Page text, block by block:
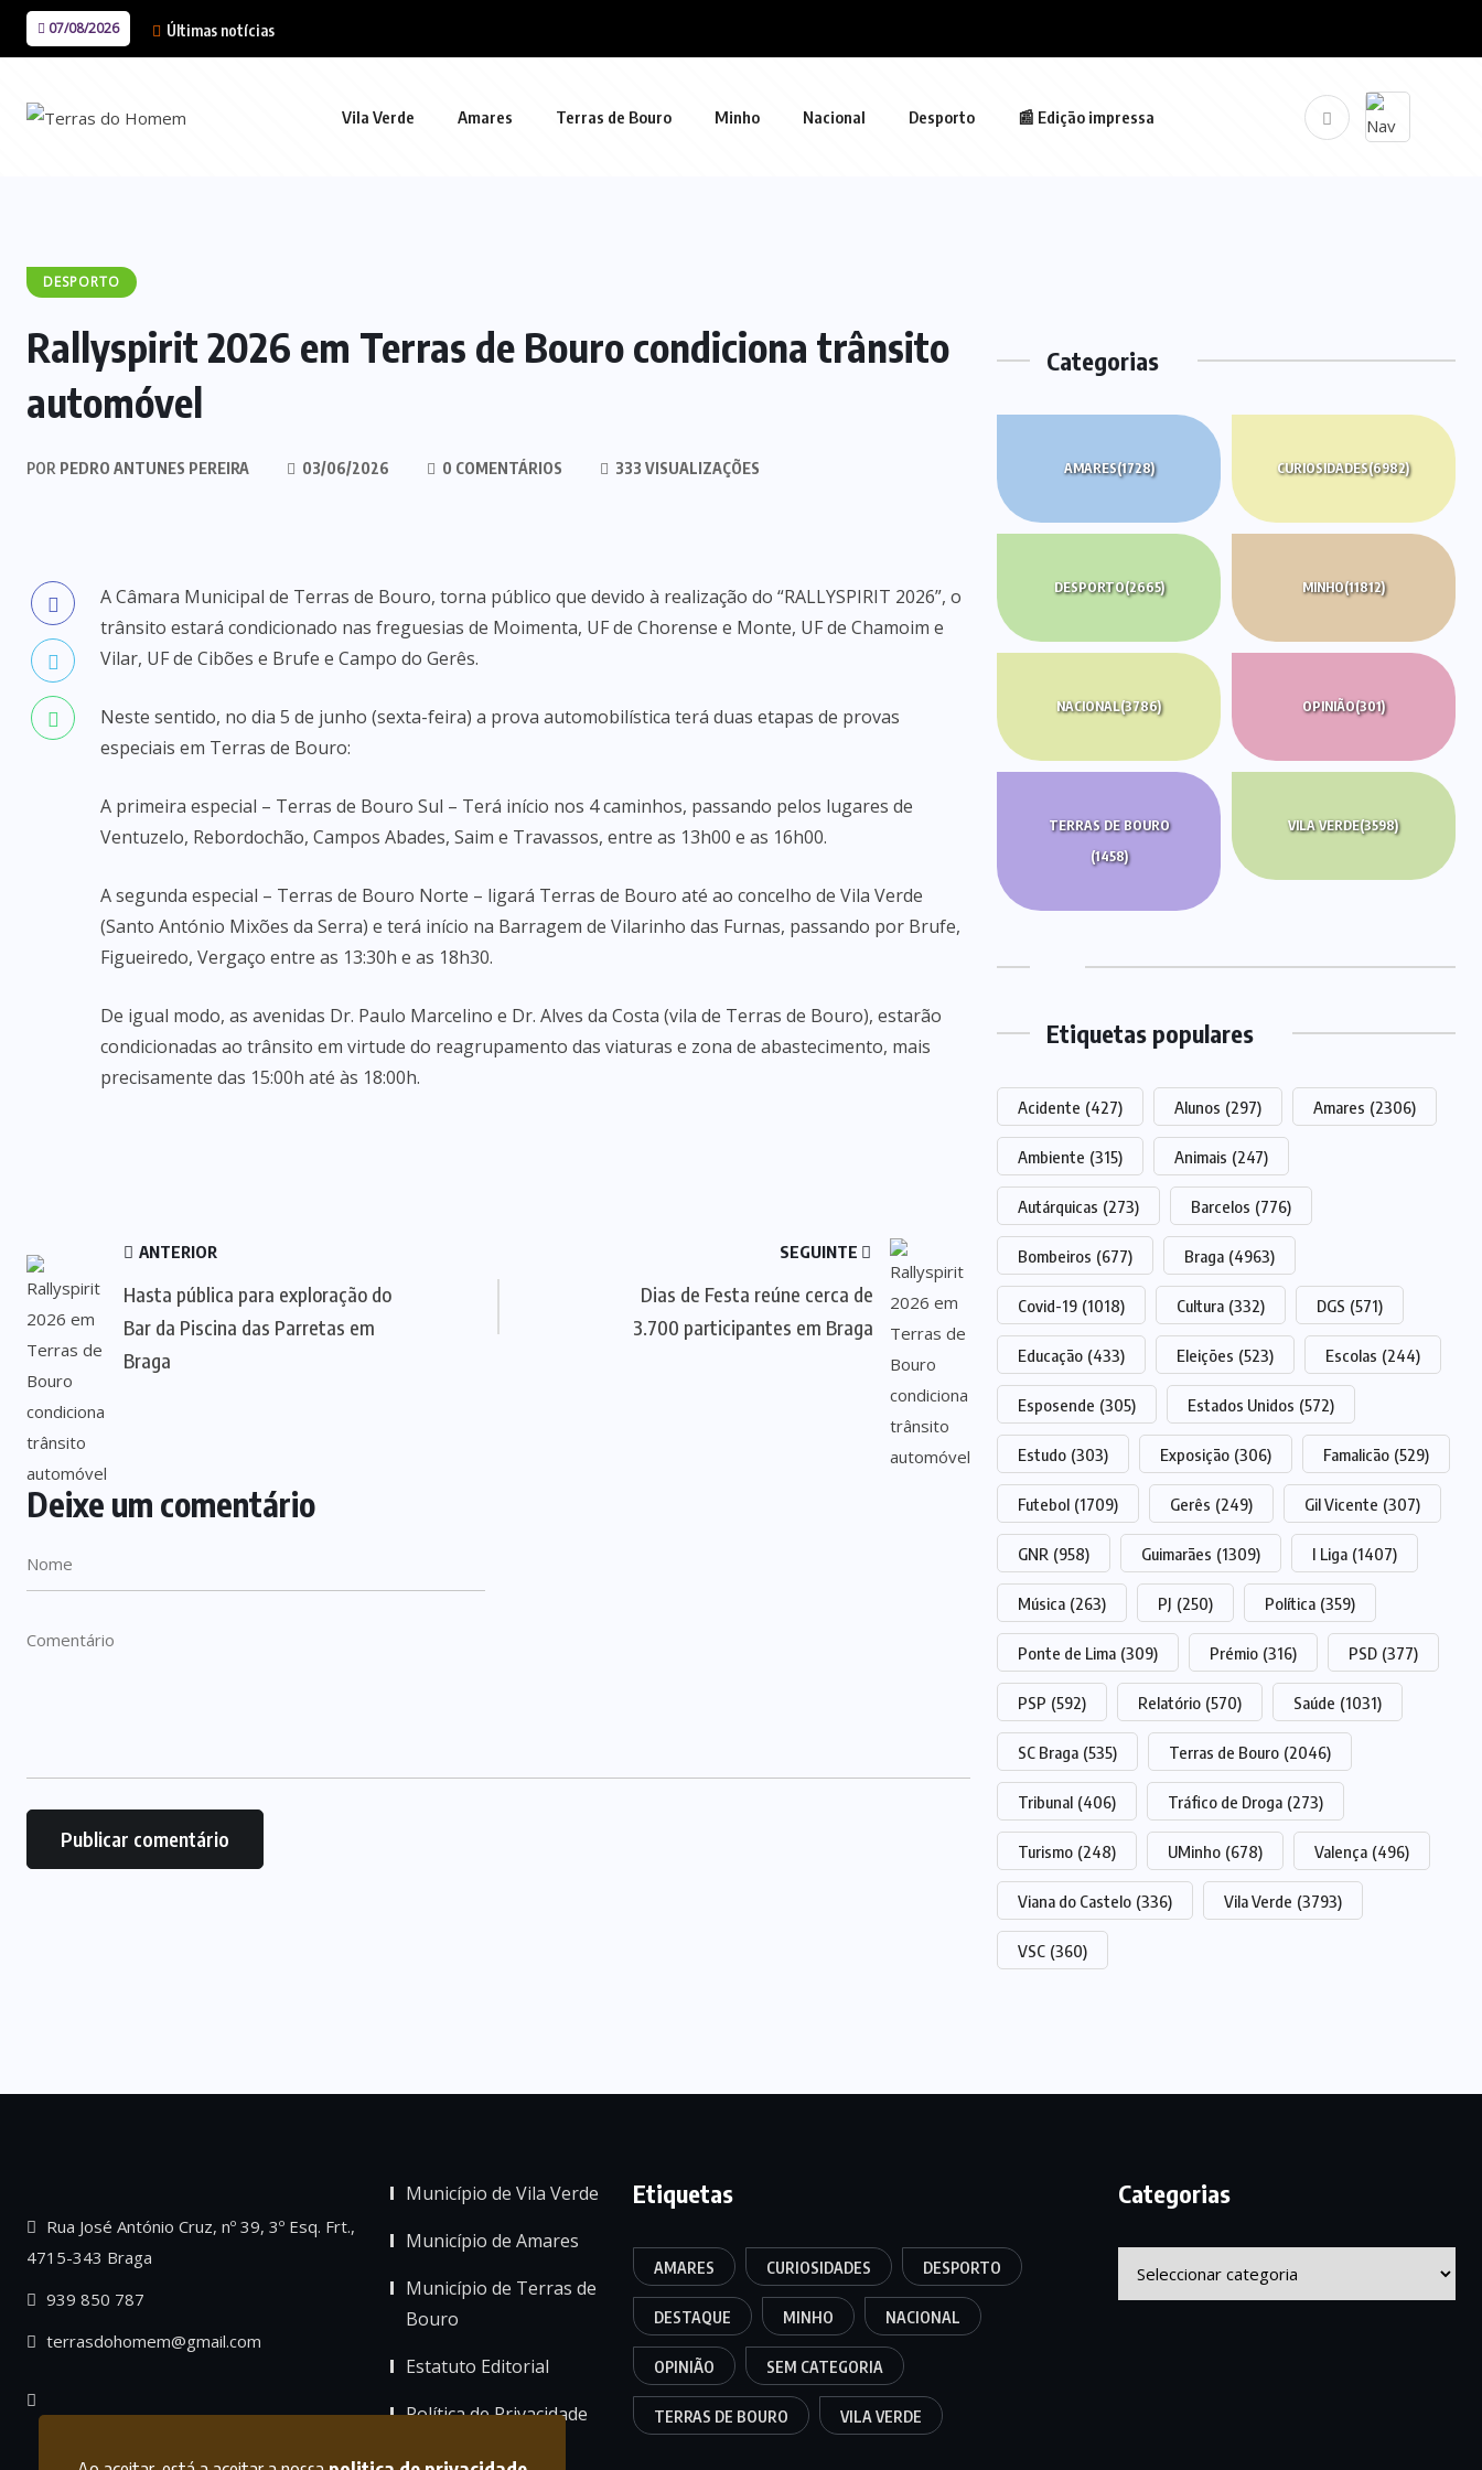
07/08/2026 Últimas notícias
Vila Verde Amares Terras de Bouro Minho Nacional Desporto 📰 Edição impressa
DESPORTO
Rallyspirit 2026 em Terras de Bouro condiciona trânsito
automóvel
POR PEDRO ANTUNES PEREIRA 03/06/2026 0 COMENTÁRIOS 333 VISUALIZAÇÕES
A Câmara Municipal de Terras de Bouro, torna público que devido à realização do “RALLYSPIRIT 2026”, o
trânsito estará condicionado nas freguesias de Moimenta, UF de Chorense e Monte, UF de Chamoim e
Vilar, UF de Cibões e Brufe e Campo do Gerês.
Neste sentido, no dia 5 de junho (sexta-feira) a prova automobilística terá duas etapas de provas
especiais em Terras de Bouro:
A primeira especial – Terras de Bouro Sul – Terá início nos 4 caminhos, passando pelos lugares de
Ventuzelo, Rebordochão, Campos Abades, Saim e Travassos, entre as 13h00 e as 16h00.
A segunda especial – Terras de Bouro Norte – ligará Terras de Bouro até ao concelho de Vila Verde
(Santo António Mixões da Serra) e terá início na Barragem de Vilarinho das Furnas, passando por Brufe,
Figueiredo, Vergaço entre as 13:30h e as 18h30.
De igual modo, as avenidas Dr. Paulo Marcelino e Dr. Alves da Costa (vila de Terras de Bouro), estarão
condicionadas ao trânsito em virtude do reagrupamento das viaturas e zona de abastecimento, mais
precisamente das 15:00h até às 18:00h.
ANTERIOR
Hasta pública para exploração do
Bar da Piscina das Parretas em
Braga
SEGUINTE
Dias de Festa reúne cerca de
3.700 participantes em Braga
Deixe um comentário
Categorias
AMARES(1728) CURIOSIDADES(6982)
DESPORTO(2665) MINHO(11812)
NACIONAL(3786) OPINIÃO(301)
TERRAS DE BOURO
(1458)
VILA VERDE(3598)
Etiquetas populares
Acidente (427) Alunos (297) Amares (2306)
Ambiente (315) Animais (247)
Autárquicas (273) Barcelos (776)
Bombeiros (677) Braga (4963)
Covid-19 (1018) Cultura (332) DGS (571)
Educação (433) Eleições (523) Escolas (244)
Esposende (305) Estados Unidos (572)
Estudo (303) Exposição (306) Famalicão (529)
Futebol (1709) Gerês (249) Gil Vicente (307)
GNR (958) Guimarães (1309) I Liga (1407)
Música (263) PJ (250) Política (359)
Ponte de Lima (309) Prémio (316) PSD (377)
PSP (592) Relatório (570) Saúde (1031)
SC Braga (535) Terras de Bouro (2046)
Tribunal (406) Tráfico de Droga (273)
Turismo (248) UMinho (678) Valença (496)
Viana do Castelo (336) Vila Verde (3793)
VSC (360)
Rua José António Cruz, nº 39, 3º Esq. Frt.,
4715-343 Braga
939 850 787
terrasdohomem@gmail.com
Município de Vila Verde
Município de Amares
Município de Terras de
Bouro
Estatuto Editorial
Política de Privacidade
Etiquetas
AMARES CURIOSIDADES DESPORTO
DESTAQUE MINHO NACIONAL
OPINIÃO SEM CATEGORIA
TERRAS DE BOURO VILA VERDE
Categorias